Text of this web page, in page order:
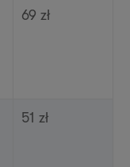
69 zł
51 zł